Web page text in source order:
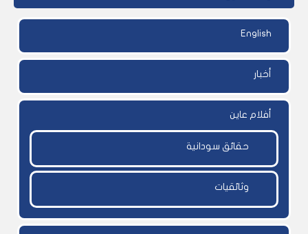
English
أخبار
أفلام عاين
حقائق سودانية
وثائقيات